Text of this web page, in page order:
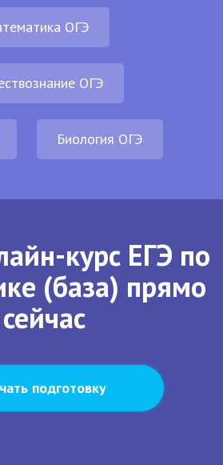
ОГЭ
ОГЭ
Биология ОГЭ
курс ЕГЭ по
(база) прямо
сейчас
подготовку